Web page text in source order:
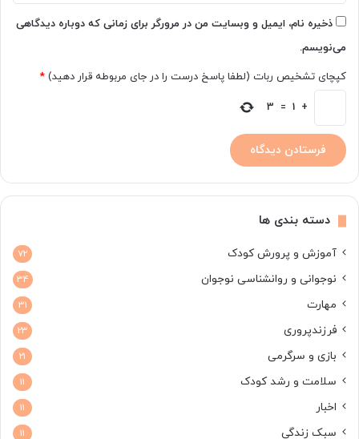
ذخیره نام، ایمیل و وبسایت من در مرورگر برای زمانی که دوباره دیدگاهی
می‌نویسم.
کپچای تشخیص ربات (لطفا پاسخ درست را در جای مربوطه قرار دهید) *
+
1
=
3
دسته بندی ها
آموزش و پرورش کودک 72
نوجوانی و روانشناسی نوجوان 34
مهارت 31
فرزندپروری 23
بازی و سرگرمی 21
سلامت و رشد کودک 11
اخبار 11
سبک زندگی 11